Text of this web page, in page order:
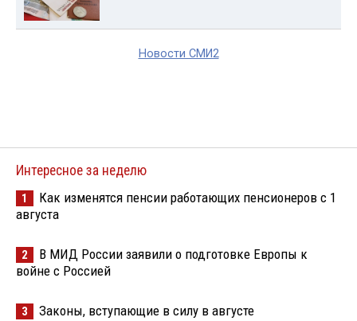
Новости СМИ2
Интересное за неделю
1
Как изменятся пенсии работающих пенсионеров с 1
августа
2
В МИД России заявили о подготовке Европы к
войне с Россией
3 Законы, вступающие в силу в августе